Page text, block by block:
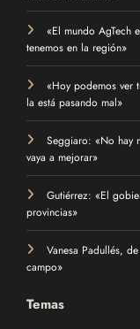
«El mundo AgTech
tenemos en la región»
«Hoy podemos ver
la está pasando mal»
Seggiaro: «No hay
vaya a mejorar»
Gutiérrez: «El
provincias»
Vanesa Padullés,
campo»
Temas